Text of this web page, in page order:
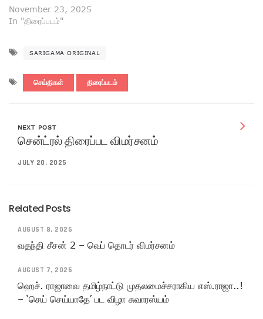
November 23, 2025
In "திரைப்படம்"
SARIGAMA ORIGINAL
செய்திகள் திரைப்படம்
NEXT POST
சென்ட்ரல் திரைப்பட விமர்சனம்
JULY 20, 2025
Related Posts
AUGUST 8, 2026
வதந்தி சீசன் 2 – வெப் தொடர் விமர்சனம்
AUGUST 7, 2026
ஹெச். ராஜாவை தமிழ்நாட்டு முதலமைச்சராகிய எஸ்.ராஜா..!
– ‘செய் செய்யாதே’ பட விழா சுவாரஸ்யம்